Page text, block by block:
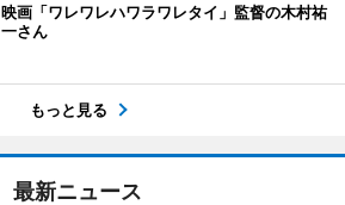
映画「ワレワレハワラワレタイ」監督の木村祐
一さん
もっと見る
最新ニュース